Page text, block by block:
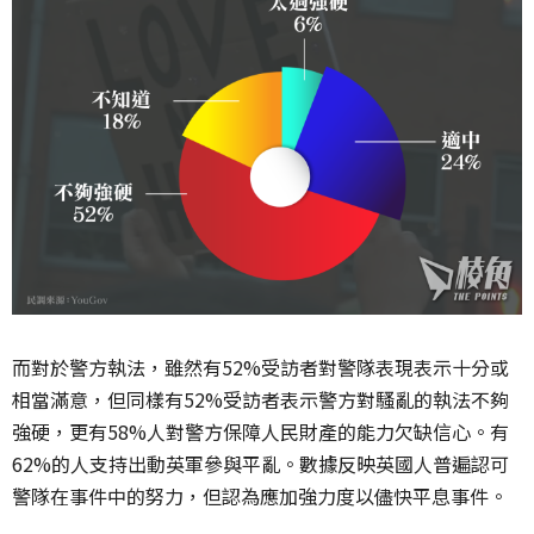
而對於警方執法，雖然有52%受訪者對警隊表現表示十分或
相當滿意，但同樣有52%受訪者表示警方對騷亂的執法不夠
強硬，更有58%人對警方保障人民財產的能力欠缺信心。有
62%的人支持出動英軍參與平亂。數據反映英國人普遍認可
警隊在事件中的努力，但認為應加強力度以儘快平息事件。